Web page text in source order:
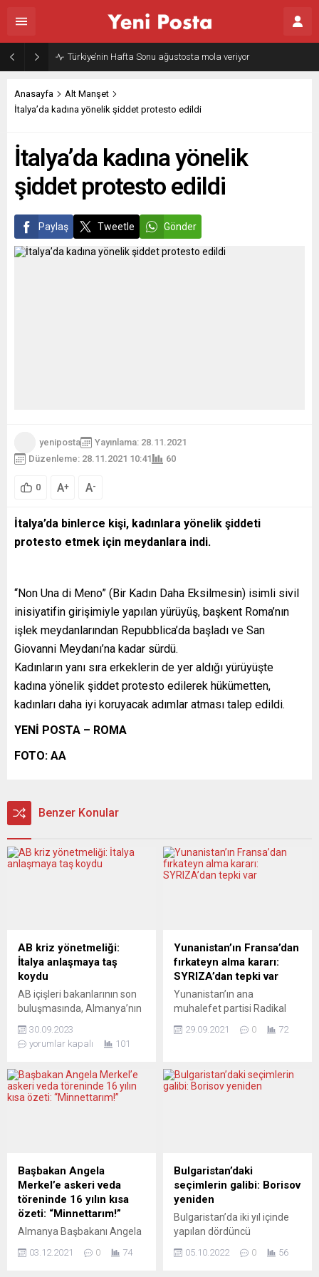
Türkiye’nin Hafta Sonu ağustosta mola veriyor
Anasayfa
Alt Manşet
İtalya’da kadına yönelik şiddet protesto edildi
İtalya’da kadına yönelik
şiddet protesto edildi
Paylaş Tweetle Gönder
yeniposta
Yayınlama: 28.11.2021
Düzenleme: 28.11.2021 10:41
60
0 A+ A-
İtalya’da binlerce kişi, kadınlara yönelik şiddeti
protesto etmek için meydanlara indi.
“Non Una di Meno” (Bir Kadın Daha Eksilmesin) isimli sivil
inisiyatifin girişimiyle yapılan yürüyüş, başkent Roma’nın
işlek meydanlarından Repubblica’da başladı ve San
Giovanni Meydanı’na kadar sürdü.
Kadınların yanı sıra erkeklerin de yer aldığı yürüyüşte
kadına yönelik şiddet protesto edilerek hükümetten,
kadınları daha iyi koruyacak adımlar atması talep edildi.
YENİ POSTA – ROMA
FOTO: AA
Benzer Konular
AB kriz yönetmeliği:
İtalya anlaşmaya taş
koydu
AB içişleri bakanlarının son
buluşmasında, Almanya’nın
birlikte Avrupa’nın iltica krizi
yönetmeliği üzerinde
görünüyordu. Yeni
düzenlemeye göre, artan
dakikada İtalya, denizdeki
özel kurtarma gemileri
meselesine yeni bir
düzenleme getirilmesini
derin...
30.09.2023
yorumlar kapalı
101
Yunanistan’ın Fransa’dan
fırkateyn alma kararı:
SYRIZA’dan tepki var
Yunanistan’ın ana
muhalefet partisi Radikal
Fransa ile imzalanan
eleştirdi.
SYRIZA’dan yapılan
yana olsalar da, bunun
egemenlik haklarının
korunacağı ulusal...
29.09.2021 0 72
Başbakan Angela
Merkel’e askeri veda
töreninde 16 yılın kısa
özeti: “Minnettarım!”
Almanya Başbakanı Angela
töreni düzenlendi. Merkel,
03.12.2021 0 74
Bulgaristan’daki
seçimlerin galibi: Borisov
yeniden
Bulgaristan’da iki yıl içinde
yapılan dördüncü
tartışmalı eski Başbakan
05.10.2022 0 56